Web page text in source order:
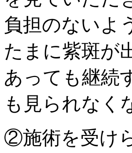
負担のないよ
たまに紫斑が
あっても継続
も見られなく
②施術を受け